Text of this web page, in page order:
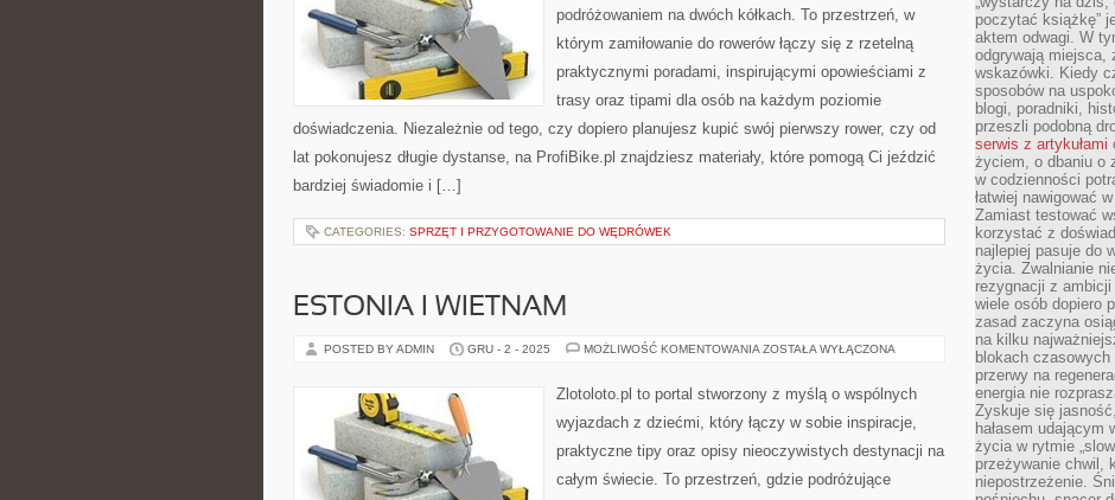
POLSCE
podróżowaniem na dwóch kółkach. To przestrzeń, w
którym zamiłowanie do rowerów łączy się z rzetelną
praktycznymi poradami, inspirującymi opowieściami z
trasy oraz tipami dla osób na każdym poziomie
doświadczenia. Niezależnie od tego, czy dopiero planujesz kupić swój pierwszy rower, czy od
lat pokonujesz długie dystanse, na ProfiBike.pl znajdziesz materiały, które pomogą Ci jeździć
bardziej świadomie i […]
CATEGORIES: SPRZĘT I PRZYGOTOWANIE DO WĘDRÓWEK
ESTONIA I WIETNAM
POSTED BY ADMIN GRU - 2 - 2025 MOŻLIWOŚĆ KOMENTOWANIA ESTONIA
ZOSTAŁA WYŁĄCZONA
Zlotoloto.pl to portal stworzony z myślą o wspólnych
wyjazdach z dziećmi, który łączy w sobie inspiracje,
praktyczne tipy oraz opisy nieoczywistych destynacji na
całym świecie. To przestrzeń, gdzie podróżujące
poczytać książkę”
aktem odwagi. W
odgrywają miejsca,
wskazówki. Kiedy
sposobów na
blogi, poradniki,
przeszli podobną
serwis z artykułami
życiem, o dbaniu o
w codzienności
łatwiej nawigować
Zamiast testować
korzystać z
najlepiej pasuje do
życia. Zwalnianie
rezygnacji z
wiele osób dopiero
zasad zaczyna
na kilku
blokach
przerwy na
energia nie
Zyskuje się
hałasem
życia w rytmie
przeżywanie chwil,
niepostrzeżenie.